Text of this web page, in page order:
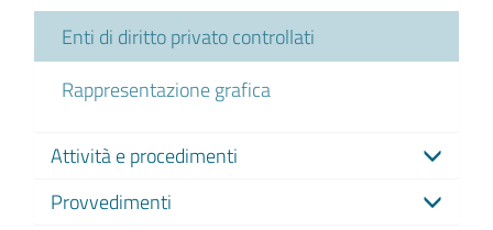
Enti di diritto privato controllati
Rappresentazione grafica
Attività e procedimenti
Provvedimenti